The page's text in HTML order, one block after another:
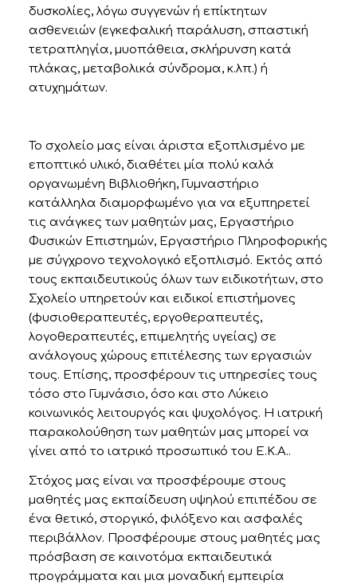
δυσκολίες, λόγω συγγενών ή επίκτητων
ασθενειών (εγκεφαλική παράλυση, σπαστική
τετραπληγία, μυοπάθεια, σκλήρυνση κατά
πλάκας, μεταβολικά σύνδρομα, κ.λπ.) ή
ατυχημάτων.
Το σχολείο μας είναι άριστα εξοπλισμένο με
εποπτικό υλικό, διαθέτει μία πολύ καλά
οργανωμένη Βιβλιοθήκη, Γυμναστήριο
κατάλληλα διαμορφωμένο για να εξυπηρετεί
τις ανάγκες των μαθητών μας, Εργαστήριο
Φυσικών Επιστημών, Εργαστήριο Πληροφορικής
με σύγχρονο τεχνολογικό εξοπλισμό. Εκτός από
τους εκπαιδευτικούς όλων των ειδικοτήτων, στο
Σχολείο υπηρετούν και ειδικοί επιστήμονες
(φυσιοθεραπευτές, εργοθεραπευτές,
λογοθεραπευτές, επιμελητής υγείας) σε
ανάλογους χώρους επιτέλεσης των εργασιών
τους. Επίσης, προσφέρουν τις υπηρεσίες τους
τόσο στο Γυμνάσιο, όσο και στο Λύκειο
κοινωνικός λειτουργός και ψυχολόγος. Η ιατρική
παρακολούθηση των μαθητών μας μπορεί να
γίνει από το ιατρικό προσωπικό του Ε.Κ.Α..
Στόχος μας είναι να προσφέρουμε στους
μαθητές μας εκπαίδευση υψηλού επιπέδου σε
ένα θετικό, στοργικό, φιλόξενο και ασφαλές
περιβάλλον. Προσφέρουμε στους μαθητές μας
πρόσβαση σε καινοτόμα εκπαιδευτικά
προγράμματα και μια μοναδική εμπειρία